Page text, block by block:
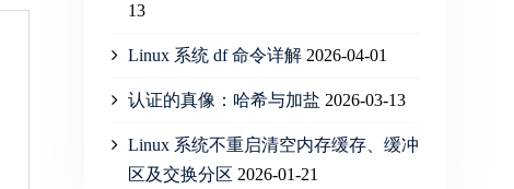
13
Linux 系统 df 命令详解 2026-04-01
认证的真像：哈希与加盐 2026-03-13
Linux 系统不重启清空内存缓存、缓冲
区及交换分区 2026-01-21